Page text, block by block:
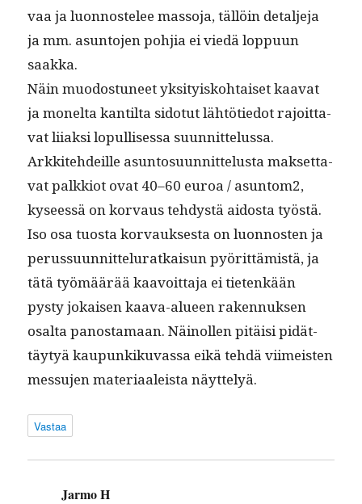
vaa ja luon­nos­telee mas­so­ja, täl­löin detal­je­ja
ja mm. asun­to­jen pohjia ei viedä lop­pu­un
saakka.
Näin muo­dos­tuneet yksi­tyisko­htaiset kaa­vat
ja mon­elta kan­til­ta sido­tut lähtötiedot rajoit­ta­
vat liiak­si lop­ullises­sa suunnittelussa.
Arkkite­hdeille asun­to­su­un­nit­telus­ta mak­set­ta­
vat palkkiot ovat 40–60 euroa / asuntom2,
kyseessä on kor­vaus tehdys­tä aidos­ta työstä.
Iso osa tuos­ta kor­vauk­ses­ta on luon­nos­ten ja
perus­su­un­nit­telu­ratkaisun pyörit­tämistä, ja
tätä työmäärää kaavoit­ta­ja ei tietenkään
pysty jokaisen kaa­va-alueen raken­nuk­sen
osalta panos­ta­maan. Näi­nollen pitäisi pidät­
täy­tyä kaupunkiku­vas­sa eikä tehdä viimeis­ten
mes­su­jen mate­ri­aaleista näyttelyä.
Vastaa
Jarmo H